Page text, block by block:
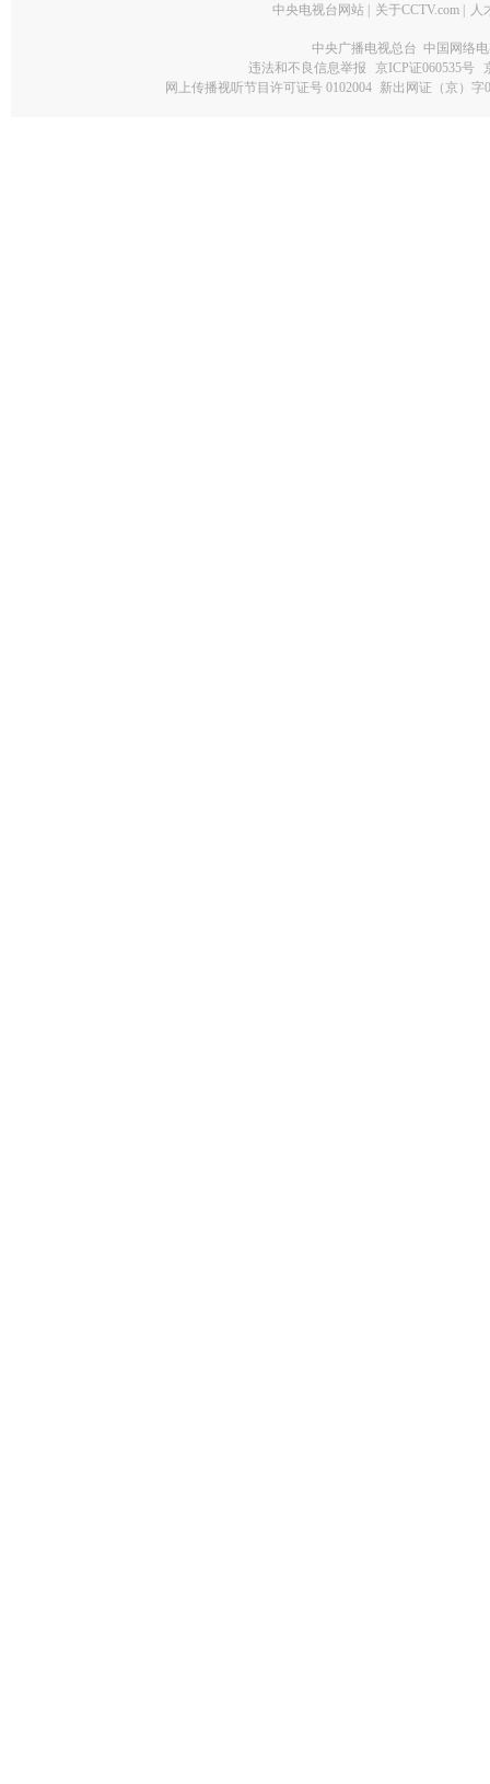
中央电视台网站 关于CCTV.com 人
中央广播电视总台 中国网络
违法和不良信息举报
京ICP证060535号
网上传播视听节目许可证号 0102004 新出网证（京）